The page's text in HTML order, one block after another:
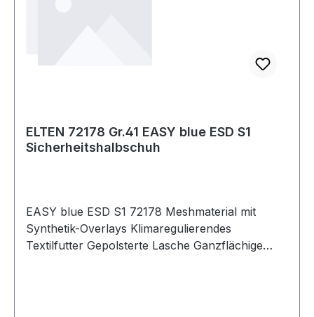
ELTEN 72178 Gr.41 EASY blue ESD S1
Sicherheitshalbschuh
EASY blue ESD S1 72178 Meshmaterial mit
Synthetik-Overlays Klimaregulierendes
Textilfutter Gepolsterte Lasche Ganzflächige